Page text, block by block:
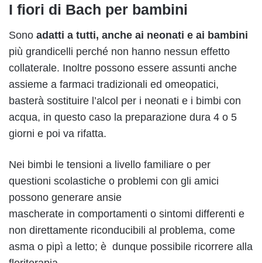
I fiori di Bach per bambini
Sono adatti a tutti, anche ai neonati e ai bambini
più grandicelli perché non hanno nessun effetto
collaterale. Inoltre possono essere assunti anche
assieme a farmaci tradizionali ed omeopatici,
basterà sostituire l’alcol per i neonati e i bimbi con
acqua, in questo caso la preparazione dura 4 o 5
giorni e poi va rifatta.
Nei bimbi le tensioni a livello familiare o per
questioni scolastiche o problemi con gli amici
possono generare ansie
mascherate in comportamenti o sintomi differenti e
non direttamente riconducibili al problema, come
asma o pipì a letto; è dunque possibile ricorrere alla